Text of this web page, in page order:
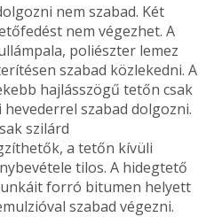
nem szabad. Két
nem végezhet. A
poliészter lemez
szabad közlekedni. A
hajlásszögű tetőn csak
szabad dolgozni.
szilárd
a tetőn kívüli
tilos. A hidegtető
forró bitu­men helyett
szabad végezni.